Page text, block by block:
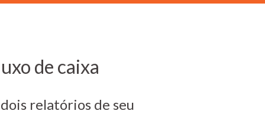
de caixa
relatórios de seu